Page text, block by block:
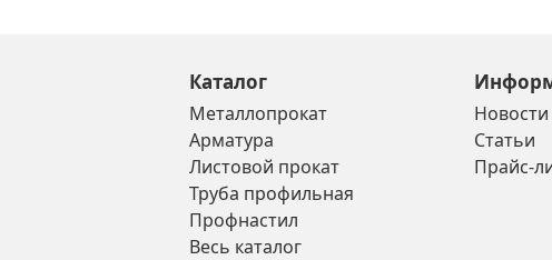
Каталог
Металлопрокат
Арматура
Листовой прокат
Труба профильная
Профнастил
Весь каталог
Новости
Статьи
Прайс-